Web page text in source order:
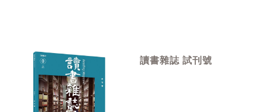
讀書雜誌 試刊號